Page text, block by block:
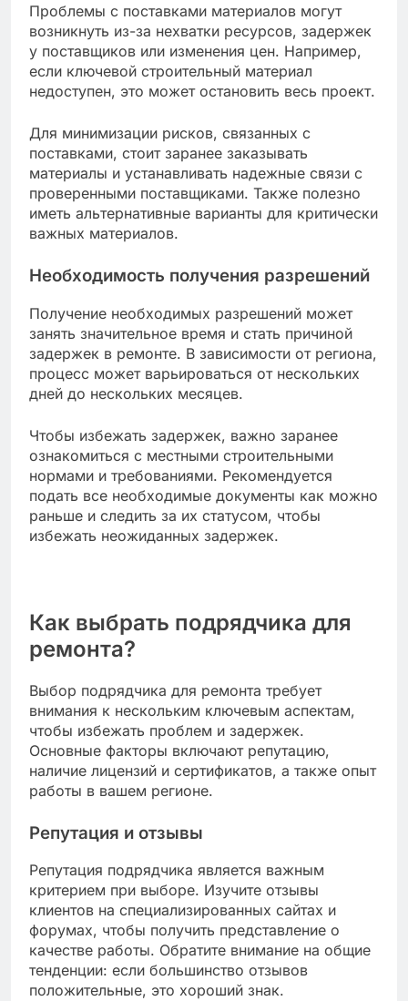
Проблемы с поставками материалов могут
возникнуть из-за нехватки ресурсов, задержек
у поставщиков или изменения цен. Например,
если ключевой строительный материал
недоступен, это может остановить весь проект.
Для минимизации рисков, связанных с
поставками, стоит заранее заказывать
материалы и устанавливать надежные связи с
проверенными поставщиками. Также полезно
иметь альтернативные варианты для критически
важных материалов.
Необходимость получения разрешений
Получение необходимых разрешений может
занять значительное время и стать причиной
задержек в ремонте. В зависимости от региона,
процесс может варьироваться от нескольких
дней до нескольких месяцев.
Чтобы избежать задержек, важно заранее
ознакомиться с местными строительными
нормами и требованиями. Рекомендуется
подать все необходимые документы как можно
раньше и следить за их статусом, чтобы
избежать неожиданных задержек.
Как выбрать подрядчика для
ремонта?
Выбор подрядчика для ремонта требует
внимания к нескольким ключевым аспектам,
чтобы избежать проблем и задержек.
Основные факторы включают репутацию,
наличие лицензий и сертификатов, а также опыт
работы в вашем регионе.
Репутация и отзывы
Репутация подрядчика является важным
критерием при выборе. Изучите отзывы
клиентов на специализированных сайтах и
форумах, чтобы получить представление о
качестве работы. Обратите внимание на общие
тенденции: если большинство отзывов
положительные, это хороший знак.